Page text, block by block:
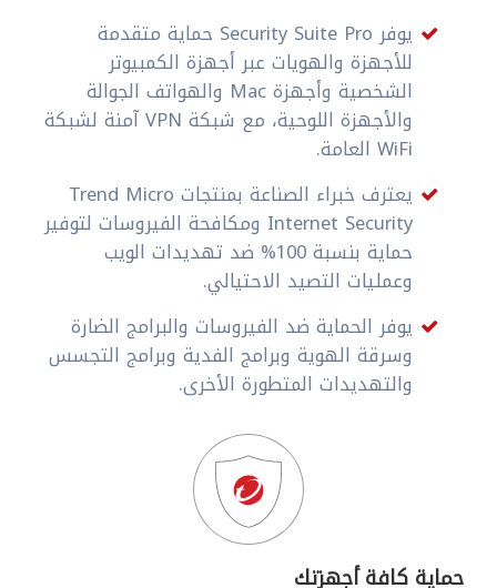
يوفر Security Suite Pro حماية متقدمة
للأجهزة والهويات عبر أجهزة الكمبيوتر
الشخصية وأجهزة Mac والهواتف الجوالة
والأجهزة اللوحية، مع شبكة VPN آمنة لشبكة
WiFi العامة.
يعترف خبراء الصناعة بمنتجات Trend Micro
Internet Security ومكافحة الفيروسات لتوفير
حماية بنسبة 100% ضد تهديدات الويب
وعمليات التصيد الاحتيالي.
يوفر الحماية ضد الفيروسات والبرامج الضارة
وسرقة الهوية وبرامج الفدية وبرامج التجسس
والتهديدات المتطورة الأخرى.
حماية كافة أجهزتك